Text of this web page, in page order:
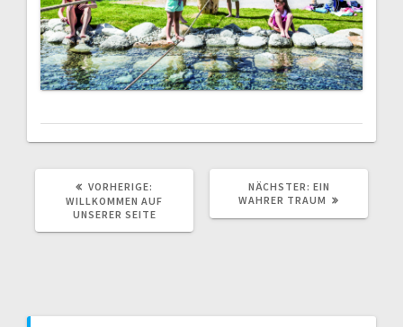
VORHERIGE:
BEITRAG:
WILLKOMMEN AUF
UNSERER SEITE
NÄCHSTER: NÄCHSTER
BEITRAG:
EIN
WAHRER TRAUM